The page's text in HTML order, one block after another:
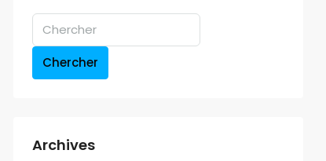
Chercher
Archives